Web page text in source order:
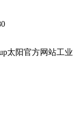
太阳官方网站工业